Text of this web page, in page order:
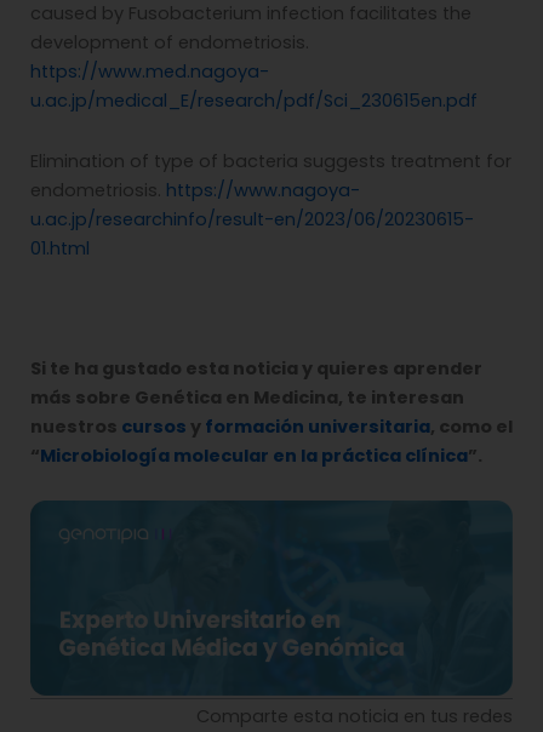
caused by Fusobacterium infection facilitates the
development of endometriosis.
https://www.med.nagoya-
u.ac.jp/medical_E/research/pdf/Sci_230615en.pdf
Elimination of type of bacteria suggests treatment for
endometriosis. https://www.nagoya-
u.ac.jp/researchinfo/result-en/2023/06/20230615-
01.html
Si te ha gustado esta noticia y quieres aprender
más sobre Genética en Medicina, te interesan
nuestros cursos y formación universitaria, como el
“Microbiología molecular en la práctica clínica”.
Comparte esta noticia en tus redes